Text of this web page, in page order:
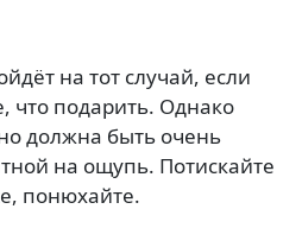
на тот случай, если
что подарить. Однако
должна быть очень
на ощупь. Потискайте
понюхайте.